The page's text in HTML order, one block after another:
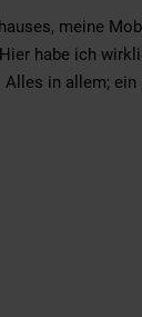
meine
habe ich
in allem; ein